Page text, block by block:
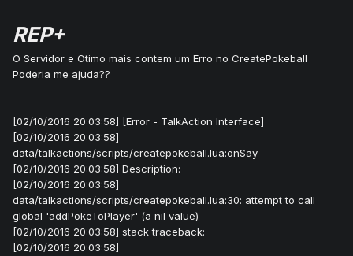
REP+
O Servidor e Otimo mais contem um Erro no CreatePokeball
Poderia me ajuda??
[02/10/2016 20:03:58] [Error - TalkAction Interface]
[02/10/2016 20:03:58]
data/talkactions/scripts/createpokeball.lua:onSay
[02/10/2016 20:03:58] Description:
[02/10/2016 20:03:58]
data/talkactions/scripts/createpokeball.lua:30: attempt to call
global 'addPokeToPlayer' (a nil value)
[02/10/2016 20:03:58] stack traceback:
[02/10/2016 20:03:58]